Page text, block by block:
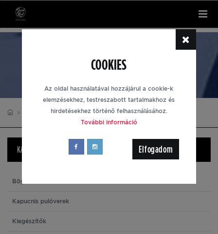
ASSASSIN'S CREED
ASSASSIN'S CREED TÁSKÁK
KATEGÓRIÁK
Bögrék
Kapucnis pulóverek
Kiegészítők
COOKIES
Az oldal használatával hozzájárul a cookie-k
elemzésekhez, testreszabott tartalmakhoz és
hirdetésekhez történő felhasználásához.
További információ
Elfogadom